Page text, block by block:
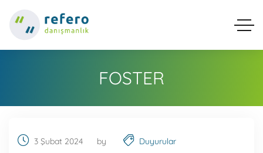
FOSTER
3 Şubat 2024 by Duyurular